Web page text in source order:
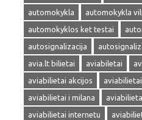
automokykla
automokykla
automokyklos ket testai
autosignalizacija
avia.lt bilietai
aviabiletai
aviabilietai akcijos
aviabilietai i milana
aviabilietai internetu